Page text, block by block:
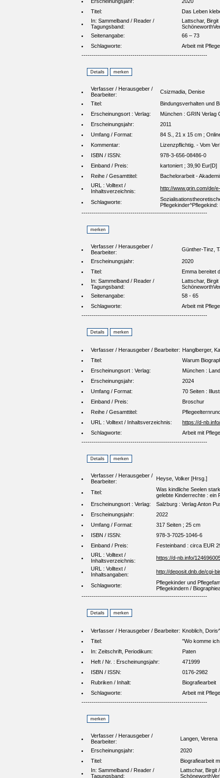
Titel:
Das Leben
In: Sammelband / Reader /
Tagungsband:
Lattschar,
Seitenangabe:
66 – 73
Schlagworte:
Arbeit mit
----------------------------------------------------------------
Verfasser / Herausgeber /
Bearbeiter:
Csizmadia, Denise
Titel:
Bindungsverhalten und
Erscheinungsort : Verlag:
München : GRIN Verlag
Erscheinungsjahr:
2011
Umfang / Format:
84 S., 21 x 15 cm ;
Kommentar:
Lizenzpflichtig. - Vom
ISBN / ISSN:
978-3-656-08486-0
Einband / Preis:
kartoniert ; 39,90 Eur[D]
Reihe / Gesamttitel:
Bachelorarbeit -
URL : Volltext /
Inhaltsverzeichnis:
http://www.grin.com/de/
Schlagworte:
----------------------------------------------------------------
Verfasser / Herausgeber /
Bearbeiter:
Günther-Tinz,
Erscheinungsjahr:
2020
Titel:
Emma bereitet
In: Sammelband / Reader /
Tagungsband:
Lattschar,
Seitenangabe:
58 - 65
Schlagworte:
Arbeit mit
----------------------------------------------------------------
Verfasser / Herausgeber / Bearbeiter: Hanglberger,
Titel:
Warum
Erscheinungsort : Verlag:
München :
Erscheinungsjahr:
2024
Umfang / Format:
70 Seiten :
Einband / Preis:
Broschur
Reihe / Gesamttitel:
URL : Volltext / Inhaltsverzeichnis:
https://d-
Schlagworte:
Arbeit mit
----------------------------------------------------------------
Verfasser / Herausgeber /
Bearbeiter:
Heyse, Volker [Hrsg.]
Titel:
Was kindliche Seelen
gelebte Kinderrechte : ein
Erscheinungsort : Verlag:
Salzburg : Verlag Anton
Erscheinungsjahr:
2022
Umfang / Format:
317 Seiten ; 25 cm
ISBN / ISSN:
978-3-7025-1046-6
Einband / Preis:
Festeinband : circa EUR
URL : Volltext /
Inhaltsverzeichnis:
https://d-nb.info/
URL : Volltext /
Inhaltsangaben:
http://deposit.dnb.de/cgi-
Schlagworte:
Pflegekinder und
Pflegekindern /
----------------------------------------------------------------
Verfasser / Herausgeber / Bearbeiter: Knoblich,
Titel:
"Wo komme
In: Zeitschrift, Periodikum:
Paten
Heft / Nr. : Erscheinungsjahr:
471999
ISBN / ISSN:
0176-2982
Rubriken / Inhalt:
Biografiearbeit
Schlagworte:
Arbeit mit
----------------------------------------------------------------
Verfasser / Herausgeber /
Bearbeiter:
Langen, Verena
Erscheinungsjahr:
2020
Titel:
Biografiearbeit
In: Sammelband / Reader /
Tagungsband:
Lattschar,